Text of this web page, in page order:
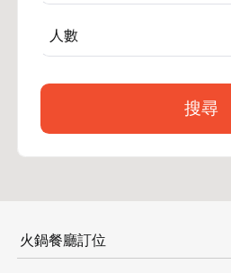
人數
搜尋
火鍋餐廳訂位